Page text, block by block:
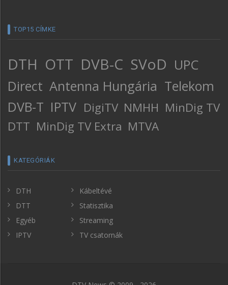
TOP15 CÍMKE
DTH OTT DVB-C SVoD UPC
Direct Antenna Hungária Telekom
DVB-T IPTV DigiTV NMHH MinDig TV
DTT MinDig TV Extra MTVA
KATEGÓRIÁK
DTH
DTT
Egyéb
IPTV
Kábeltévé
Statisztika
Streaming
TV csatornák